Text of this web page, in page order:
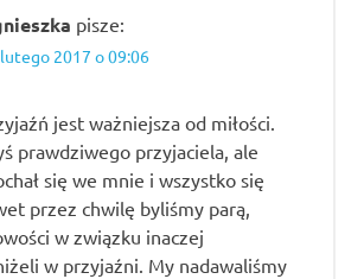
pisze:
2017 o 09:06
jest ważniejsza od miłości.
prawdziwego przyjaciela, ale
się we mnie i wszystko się
przez chwilę byliśmy parą,
w związku inaczej
w przyjaźni. My nadawaliśmy